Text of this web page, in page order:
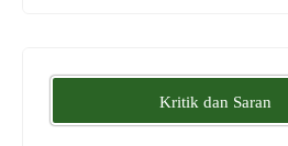
Kritik dan Saran